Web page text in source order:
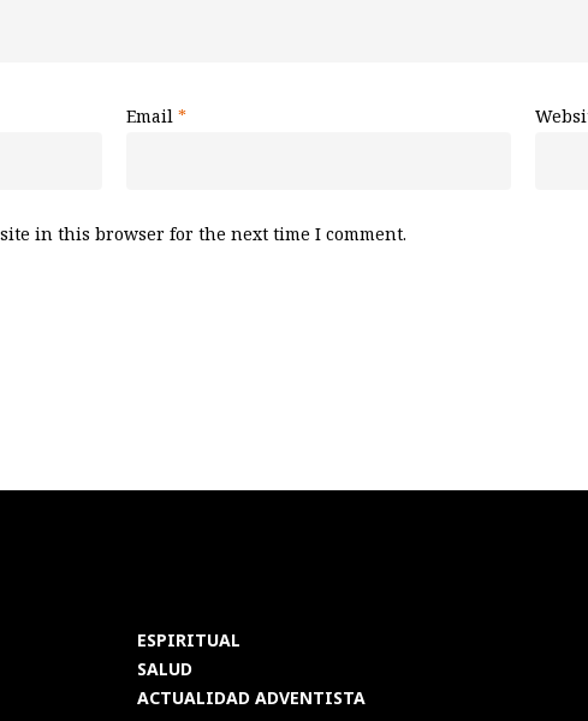
Email *
in this browser for the next time I comment.
ESPIRITUAL
SALUD
ACTUALIDAD ADVENTISTA